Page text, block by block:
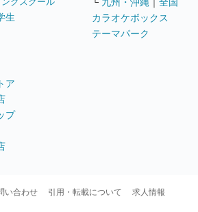
生
ア
プ
カラオケボックス
テーマパーク
い合わせ 引用・転載について 求人情報